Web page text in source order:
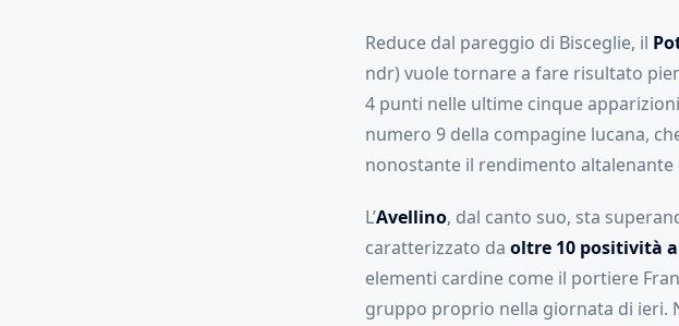
Reduce dal pareggio di Bisceglie, il
ndr) vuole tornare a fare risultato
4 punti nelle ultime cinque
numero 9 della compagine lucana,
nonostante il rendimento altalenante
L’Avellino, dal canto suo, sta
caratterizzato da oltre 10 positività
elementi cardine come il portiere
gruppo proprio nella giornata di ieri.